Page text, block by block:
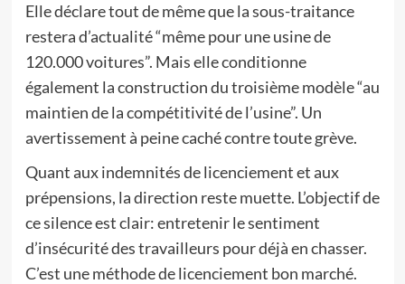
Elle déclare tout de même que la sous-traitance
restera d’actualité “même pour une usine de
120.000 voitures”. Mais elle conditionne
également la construction du troisième modèle “au
maintien de la compétitivité de l’usine”. Un
avertissement à peine caché contre toute grève.
Quant aux indemnités de licenciement et aux
prépensions, la direction reste muette. L’objectif de
ce silence est clair: entretenir le sentiment
d’insécurité des travailleurs pour déjà en chasser.
C’est une méthode de licenciement bon marché.